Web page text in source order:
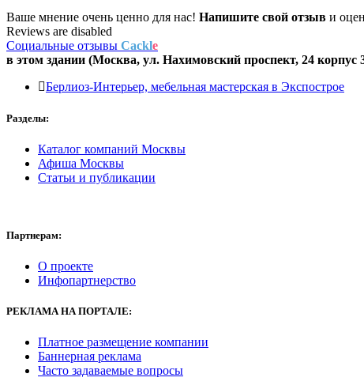
Ваше мнение очень ценно для нас! Напишите свой отзыв и
Reviews are disabled
Социальные отзывы Cackle
в этом здании (Москва, ул. Нахимовский проспект, 24 корпус
Берлиоз-Интерьер, мебельная мастерская в Экспострое
Разделы:
Каталог компаний Москвы
Афиша Москвы
Статьи и публикации
Партнерам:
О проекте
Инфопартнерство
РЕКЛАМАНА ПОРТАЛЕ:
Платное размещение компании
Баннерная реклама
Часто задаваемые вопросы